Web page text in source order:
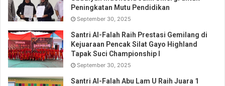
Peningkatan Mutu Pendidikan
September 30, 2025
Santri Al-Falah Raih Prestasi Gemilang di
Kejuaraan Pencak Silat Gayo Highland
Tapak Suci Championship I
September 30, 2025
Santri Al-Falah Abu Lam U Raih Juara 1